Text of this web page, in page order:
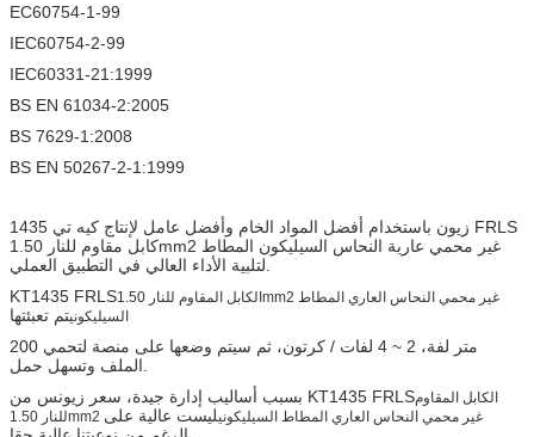
EC60754-1-99
IEC60754-2-99
IEC60331-21:1999
BS EN 61034-2:2005
BS 7629-1:2008
BS EN 50267-2-1:1999
زيون باستخدام أفضل المواد الخام وأفضل عامل لإنتاج كيه تي 1435 FRLS
كابل مقاوم للنار 1.50mm2 غير محمي عارية النحاس السيليكون المطاط
KT1435 FRLSالكابل المقاوم للنار 1.50mm2 غير محمي النحاس العاري المطاط
السيليكونيتم تعبئتها
200 متر لفة، 2 ~ 4 لفات / كرتون، ثم سيتم وضعها على منصة لتحمي
بسبب أساليب إدارة جيدة، سعر زيونس من KT1435 FRLSالكابل المقاوم
للنار 1.50mm2 غير محمي النحاس العاري المطاط السيليكونيليست عالية على